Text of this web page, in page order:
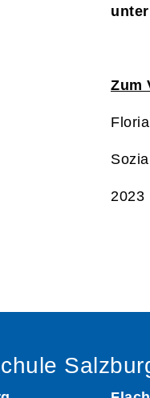
Zum
2023